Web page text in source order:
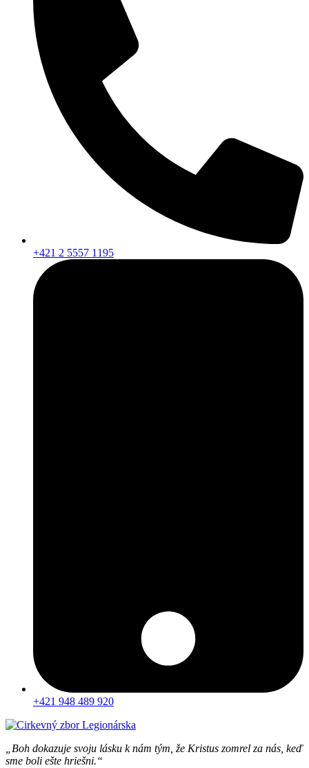
+421 2 5557 1195
+421 948 489 920
„Boh dokazuje svoju lásku k nám tým, že Kristus zomrel za nás, keď
sme boli ešte hriešni.“